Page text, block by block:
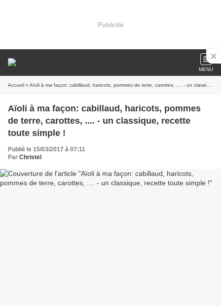
Publicité
MENU
Accueil » Aïoli à ma façon: cabillaud, haricots, pommes de terre, carottes, .... - un classique, recette toute simple !
Aïoli à ma façon: cabillaud, haricots, pommes
de terre, carottes, .... - un classique, recette
toute simple !
Publié le 15/03/2017 à 07:11
Par Christel